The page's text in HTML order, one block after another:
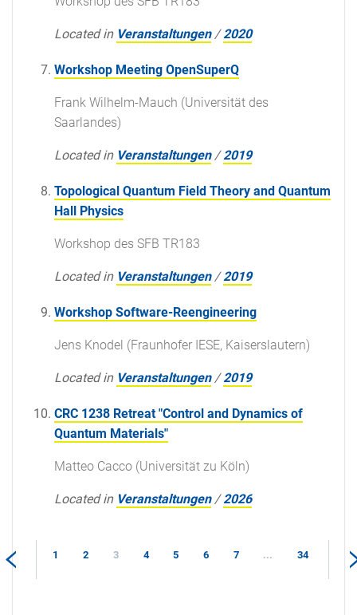
Located in Veranstaltungen /2020
Workshop Meeting OpenSuperQ
Frank Wilhelm-Mauch (Universität des
Saarlandes)
Located in Veranstaltungen /2019
Topological Quantum Field Theory and Quantum
Hall Physics
Workshop des SFB TR183
Located in Veranstaltungen /2019
Workshop Software-Reengineering
Jens Knodel (Fraunhofer IESE, Kaiserslautern)
Located in Veranstaltungen /2019
CRC 1238 Retreat "Control and Dynamics of
Quantum Materials"
Matteo Cacco (Universität zu Köln)
Located in Veranstaltungen /2026
1 2 3 4 5 6 7 ... 34